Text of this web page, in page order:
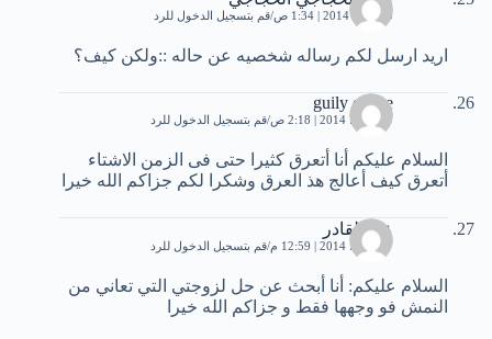
10 يناير، 2014 | 1:34 ص قم بتسجيل الدخول للرد
اريد ارسل لكم رساله شخصيه عن حاله ::ولكن كيف؟
guily cissee
7 مارس، 2014 | 2:18 ص قم بتسجيل الدخول للرد
السلام عليكم أنا أتعرق كثيرا حتى فى الزمن اﻻشتاء
أتعرق كيف أعالج هذ العرق وشكرا لكم جزاكم الله خيرا
عبد القادر
7 مارس، 2014 | 12:59 م قم بتسجيل الدخول للرد
السلام عليكم: أنا أبحث عن حل لزوجتي التي تعاني من
النمش فو وجهها فقط و جزاكم الله خيرا